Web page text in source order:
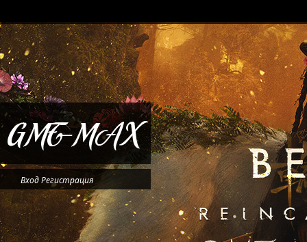
ВходРегистрация